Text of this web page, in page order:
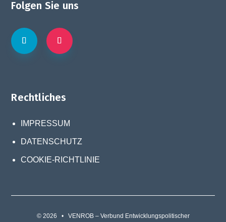
Folgen Sie uns
Rechtliches
IMPRESSUM
DATENSCHUTZ
COOKIE-RICHTLINIE
© 2026 • VENROB – Verbund Entwicklungspolitischer